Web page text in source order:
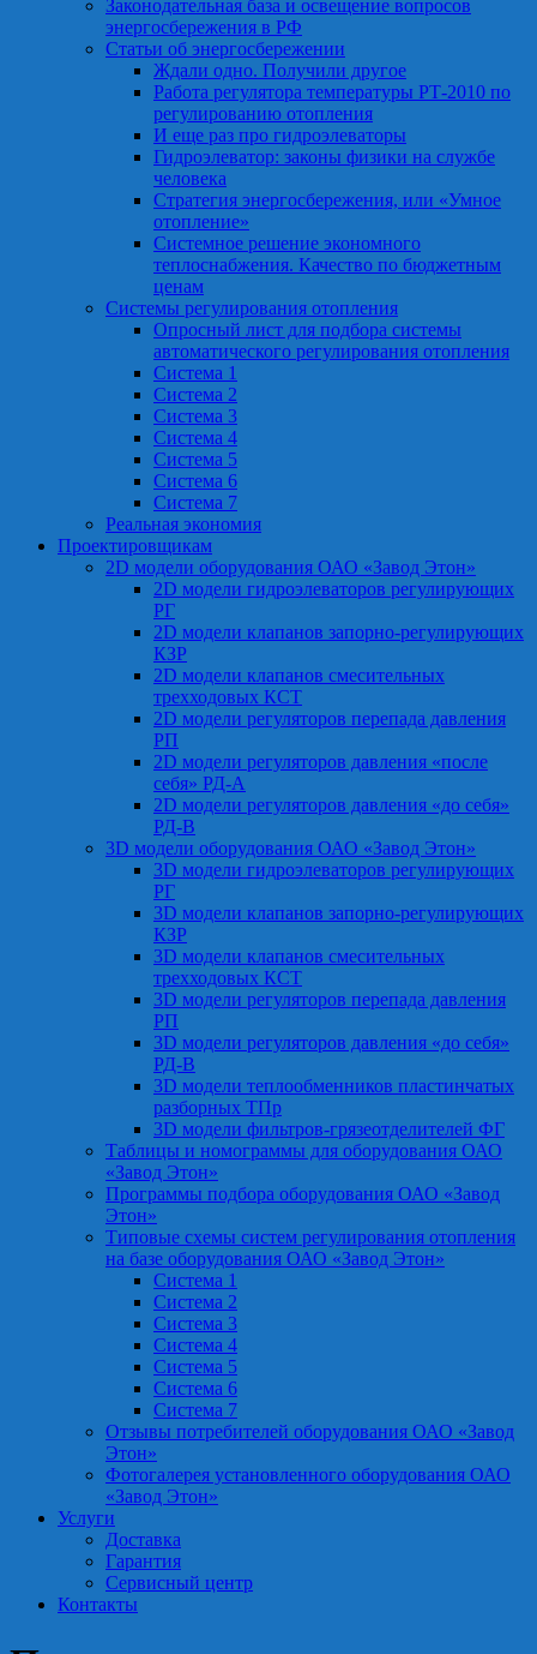
Законодательная база и освещение вопросов
энергосбережения в РФ
Статьи об энергосбережении
Ждали одно. Получили другое
Работа регулятора температуры РТ-2010 по
регулированию отопления
И еще раз про гидроэлеваторы
Гидроэлеватор: законы физики на службе
человека
Стратегия энергосбережения, или «Умное
отопление»
Системное решение экономного
теплоснабжения. Качество по бюджетным
ценам
Системы регулирования отопления
Опросный лист для подбора системы
автоматического регулирования отопления
Система 1
Система 2
Система 3
Система 4
Система 5
Система 6
Система 7
Реальная экономия
Проектировщикам
2D модели оборудования ОАО «Завод Этон»
2D модели гидроэлеваторов регулирующих
РГ
2D модели клапанов запорно-регулирующих
КЗР
2D модели клапанов смесительных
трехходовых КСТ
2D модели регуляторов перепада давления
РП
2D модели регуляторов давления «после
себя» РД-А
2D модели регуляторов давления «до себя»
РД-В
3D модели оборудования ОАО «Завод Этон»
3D модели гидроэлеваторов регулирующих
РГ
3D модели клапанов запорно-регулирующих
КЗР
3D модели клапанов смесительных
трехходовых КСТ
3D модели регуляторов перепада давления
РП
3D модели регуляторов давления «до себя»
РД-В
3D модели теплообменников пластинчатых
разборных ТПр
3D модели фильтров-грязеотделителей ФГ
Таблицы и номограммы для оборудования ОАО
«Завод Этон»
Программы подбора оборудования ОАО «Завод
Этон»
Типовые схемы систем регулирования отопления
на базе оборудования ОАО «Завод Этон»
Система 1
Система 2
Система 3
Система 4
Система 5
Система 6
Система 7
Отзывы потребителей оборудования ОАО «Завод
Этон»
Фотогалерея установленного оборудования ОАО
«Завод Этон»
Услуги
Доставка
Гарантия
Сервисный центр
Контакты